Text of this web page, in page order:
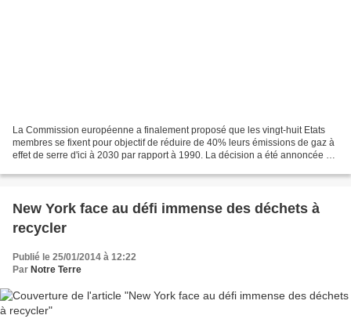
La Commission européenne a finalement proposé que les vingt-huit Etats
membres se fixent pour objectif de réduire de 40% leurs émissions de gaz à
effet de serre d'ici à 2030 par rapport à 1990. La décision a été annoncée à
New York face au défi immense des déchets à
recycler
Publié le 25/01/2014 à 12:22
Par Notre Terre